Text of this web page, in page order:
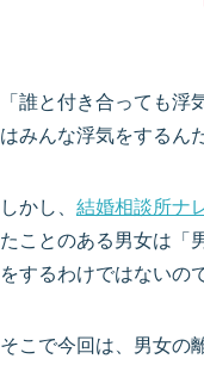
「誰と付き合っても
はみんな浮気をするん
しかし、 結婚相談所ナ
たことのある男女は「
をするわけではないの
そこで今回は、男女の